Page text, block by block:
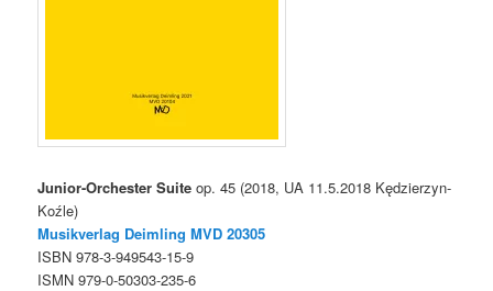
Junior-Orchester Suite op. 45 (2018, UA 11.5.2018 Kędzierzyn-
Koźle)
Musikverlag Deimling MVD 20305
ISBN 978-3-949543-15-9
ISMN 979-0-50303-235-6